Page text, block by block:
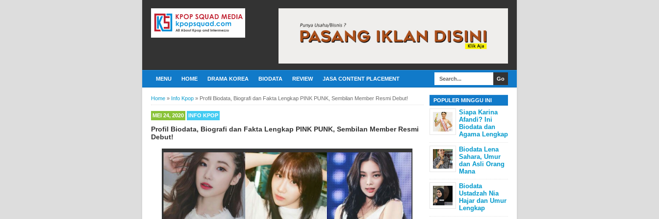
MENU HOME DRAMA KOREA BIODATA REVIEW JASA CONTENT PLACEMENT
Home » Info Kpop » Profil Biodata, Biografi dan Fakta Lengkap PINK PUNK, Sembilan Member Resmi Debut!
MEI 24, 2020 INFO KPOP
Profil Biodata, Biografi dan Fakta Lengkap PINK PUNK, Sembilan Member Resmi
Debut!
POPULER MINGGU INI
Siapa Karina
Afandi? Ini
Biodata dan
Agama Lengkap
Biodata Lena
Sahara, Umur
dan Asli Orang
Mana
Biodata
Ustadzah Nia
Hajar dan Umur
Lengkap